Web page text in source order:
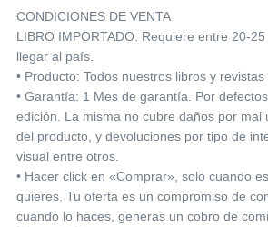
CONDICIONES DE VENTA
LIBRO IMPORTADO. Requiere entre 20-
llegar al país.
• Producto: Todos nuestros libros y
• Garantía: 1 Mes de garantía. Por
edición. La misma no cubre daños por mal
del producto, y devoluciones por tipo de
visual entre otros.
• Hacer click en «Comprar», solo cuando
quieres. Tu oferta es un compromiso de
cuando lo haces, generas un cobro de